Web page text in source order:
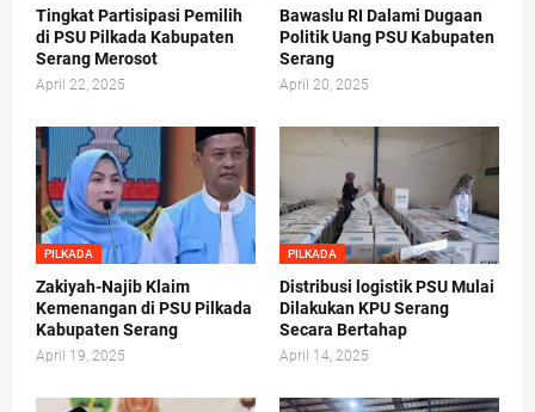
Tingkat Partisipasi Pemilih
di PSU Pilkada Kabupaten
Serang Merosot
April 22, 2025
Bawaslu RI Dalami Dugaan
Politik Uang PSU Kabupaten
Serang
April 20, 2025
PILKADA
Zakiyah-Najib Klaim
Kemenangan di PSU Pilkada
Kabupaten Serang
April 19, 2025
PILKADA
Distribusi logistik PSU Mulai
Dilakukan KPU Serang
Secara Bertahap
April 14, 2025